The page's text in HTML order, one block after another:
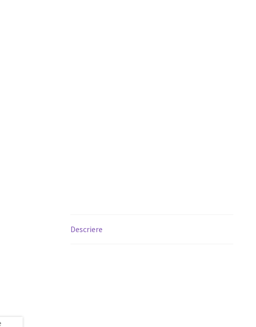
Descriere